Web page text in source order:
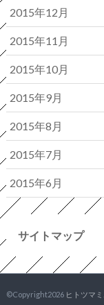
2015年12月
2015年11月
2015年10月
2015年9月
2015年8月
2015年7月
2015年6月
サイトマップ
©Copyright2026 ヒトツマミ